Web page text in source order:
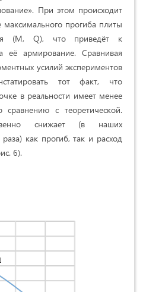
При этом происходит
прогиба плиты
(M, Q), что приведёт к
её армирование. Сравнивая
усилий экспериментов
тот факт, что
в реальности имеет менее
сравнению с теоретической.
снижает (в наших
как прогиб, так и расход
6).